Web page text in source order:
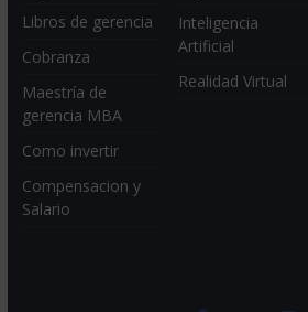
Libros de gerencia
Cobranza
Maestría de
gerencia MBA
Como invertir
Compensacion y
Salario
Inteligencia
Artificial
Realidad Virtual